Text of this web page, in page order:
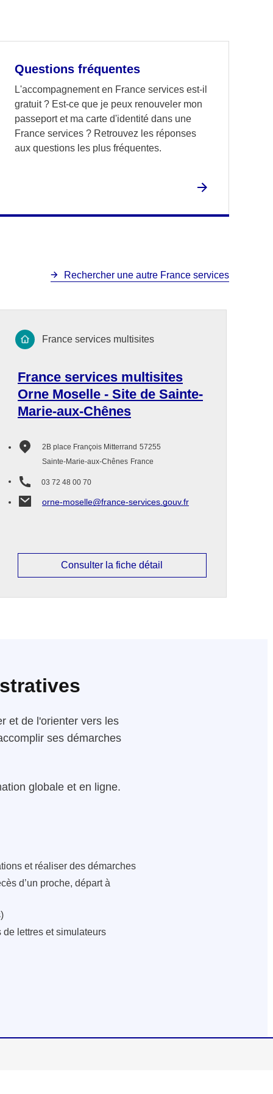
Questions fréquentes
L'accompagnement en France services est-il
gratuit ? Est-ce que je peux renouveler mon
passeport et ma carte d'identité dans une
France services ? Retrouvez les réponses
aux questions les plus fréquentes.
Rechercher une autre France services
France services multisites
Orne Moselle - Site de Sainte-
Marie-aux-Chênes
2B place François Mitterrand 57255
Sainte-Marie-aux-Chênes France
03 72 48 00 70
orne-moselle@france-services.gouv.fr
France services multisites
Consulter la fiche détail
et de l'orienter vers les
ses démarches
globale et en ligne.
et réaliser des démarches
d’un proche, départ à
lettres et simulateurs